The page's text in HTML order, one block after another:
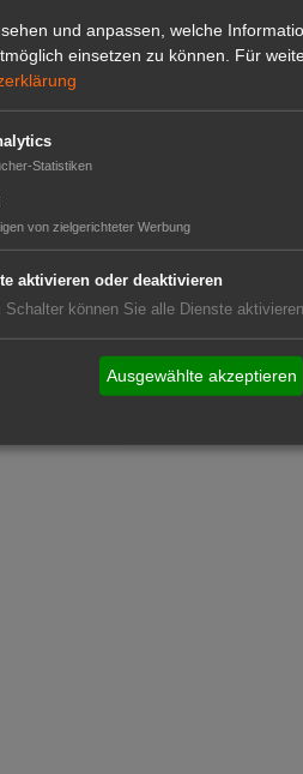
und anpassen, welche
einsetzen zu können.
Für
Statistiken
von zielgerichteter Werbung
aktivieren oder deaktivieren
Schalter können Sie alle Dienste
Ausgewählte akzeptieren